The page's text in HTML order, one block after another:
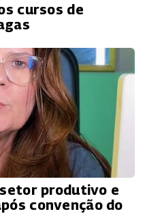
cursos de
produtivo e
convenção do